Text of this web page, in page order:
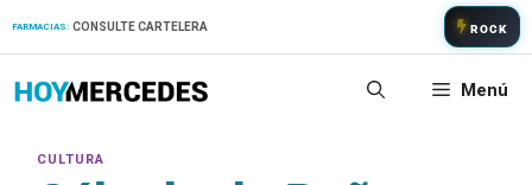
FARMACIAS: CONSULTE CARTELERA ROCK
Menú